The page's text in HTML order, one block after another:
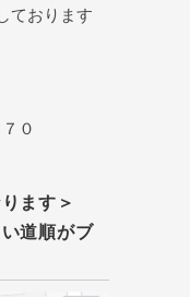
ております
０
ります＞
道順がブ